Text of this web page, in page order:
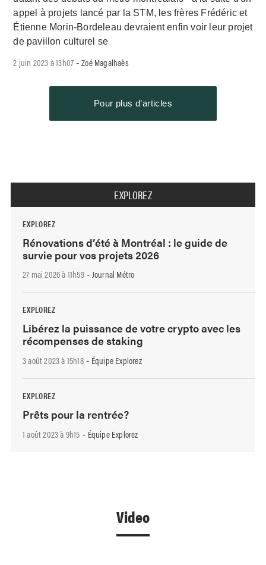
appel à projets lancé par la STM, les frères Frédéric et
Étienne Morin-Bordeleau devraient enfin voir leur projet
de pavillon culturel se
2 juin 2023 à 13h07 -Zoé Magalhaès
Pour plus d’articles
EXPLOREZ
EXPLOREZ
Rénovations d’été à Montréal : le guide de
survie pour vos projets 2026
27 mai 2026 à 11h59- Journal Métro
EXPLOREZ
Libérez la puissance de votre crypto avec les
récompenses de staking
3 août 2023 à 15h18- Équipe Explorez
EXPLOREZ
Prêts pour la rentrée?
1 août 2023 à 9h15 - Équipe Explorez
Video